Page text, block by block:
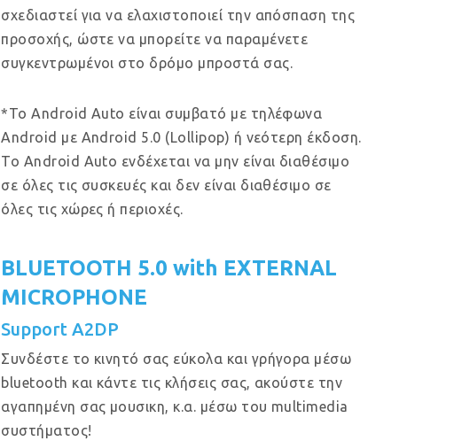
σχεδιαστεί για να ελαχιστοποιεί την απόσπαση της
προσοχής, ώστε να μπορείτε να παραμένετε
συγκεντρωμένοι στο δρόμο μπροστά σας.
*Το Android Auto είναι συμβατό με τηλέφωνα
Android με Android 5.0 (Lollipop) ή νεότερη έκδοση.
Το Android Auto ενδέχεται να μην είναι διαθέσιμο
σε όλες τις συσκευές και δεν είναι διαθέσιμο σε
όλες τις χώρες ή περιοχές.
BLUETOOTH 5.0 with EXTERNAL
MICROPHONE
Support A2DP
Συνδέστε το κινητό σας εύκολα και γρήγορα μέσω
bluetooth και κάντε τις κλήσεις σας, ακούστε την
αγαπημένη σας μουσικη, κ.α. μέσω του multimedia
συστήματος!